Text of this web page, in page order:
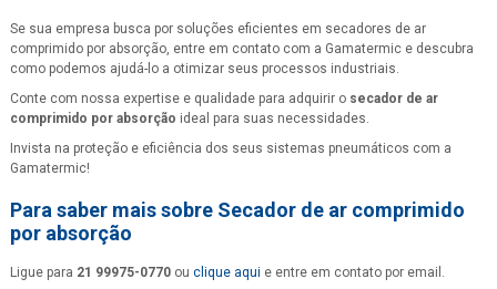
Se sua empresa busca por soluções eficientes em secadores de ar
comprimido por absorção, entre em contato com a Gamatermic e descubra
como podemos ajudá-lo a otimizar seus processos industriais.
Conte com nossa expertise e qualidade para adquirir o secador de ar
comprimido por absorção ideal para suas necessidades.
Invista na proteção e eficiência dos seus sistemas pneumáticos com a
Gamatermic!
Para saber mais sobre Secador de ar comprimido
por absorção
Ligue para 21 99975-0770 ou clique aqui e entre em contato por email.